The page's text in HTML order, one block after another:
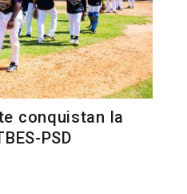
conquistan la
PSD